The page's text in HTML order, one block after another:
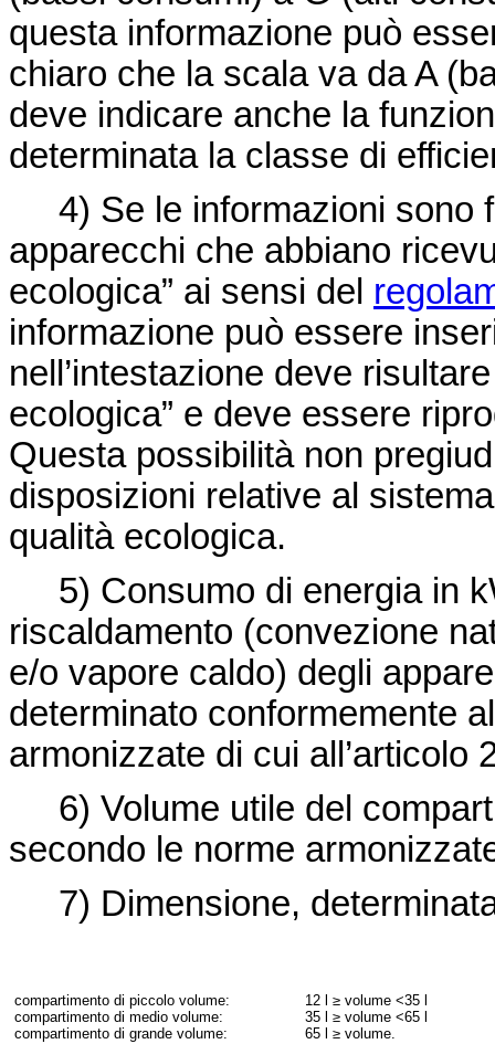
questa informazione può
chiaro che la scala va da A
deve indicare anche la
determinata la classe di
4) Se le informazioni sono
apparecchi che abbiano
ecologica” ai sensi del
informazione può essere
nell’intestazione deve
ecologica” e deve essere
Questa possibilità non
disposizioni relative al
qualità ecologica.
5) Consumo di energia in
riscaldamento (convezione
e/o vapore caldo) degli
determinato conformemente
armonizzate di cui all’articolo
6) Volume utile del
secondo le norme
7) Dimensione,
compartimento di piccolo volume:
12 l ≥ volume <35 l
compartimento di medio volume:
35 l ≥ volume <65 l
compartimento di grande volume:
65 l ≥ volume.